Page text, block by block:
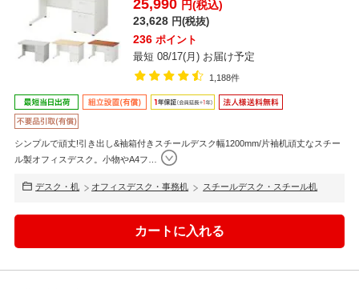
25,990 円(税込)
23,628 円(税抜)
236 ポイント
最短 08/17(月) お届け予定
1,188件
シンプルで頑丈!引き出し&袖箱付きスチールデスク幅1200mm/片袖机頑丈なスチー
ル製オフィスデスク。小物やA4フ
デスク・机 オフィスデスク・事務机 スチールデスク・スチール机